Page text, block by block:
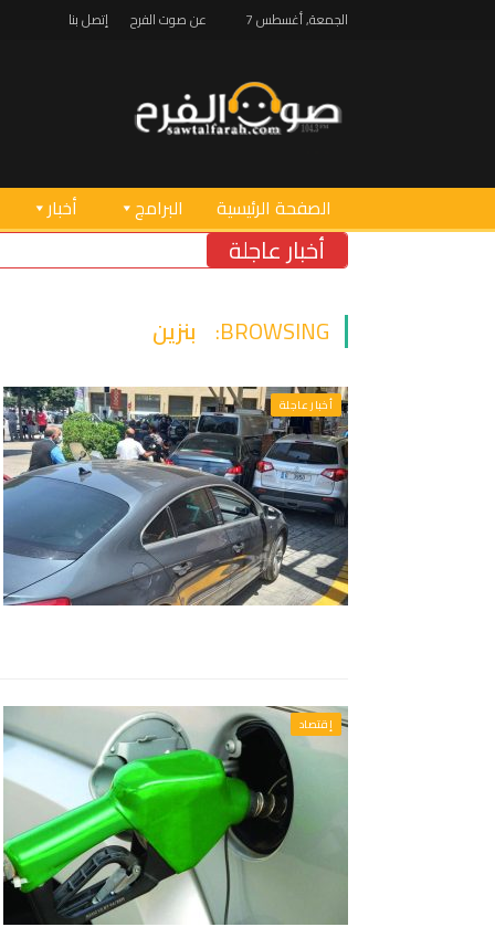
الجمعة, أغسطس 7 عن صوت الفرح إتصل بنا
الصفحة الرئيسية البرامج أخبار
أخبار عاجلة
BROWSING: بنزين
أخبار عاجلة
إقتصاد